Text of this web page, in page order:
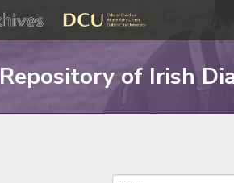
Repository of Irish